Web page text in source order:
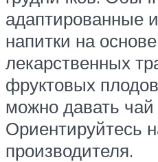
адаптированные
напитки на
лекарственных
фруктовых
можно давать чай
Ориентируйтесь
производителя.